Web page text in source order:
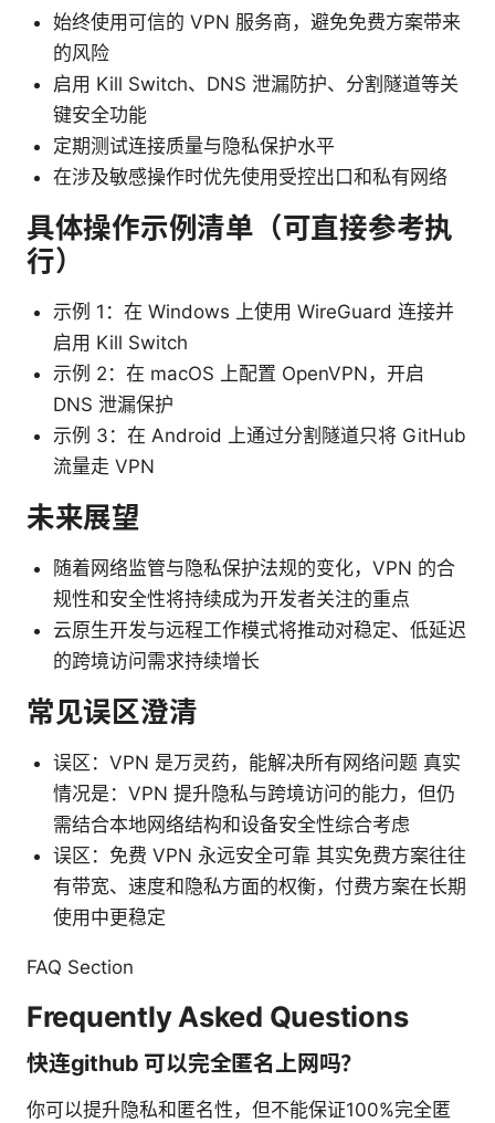
始终使用可信的 VPN 服务商，避免免费方案带来
的风险
启用 Kill Switch、DNS 泄漏防护、分割隧道等关
键安全功能
定期测试连接质量与隐私保护水平
在涉及敏感操作时优先使用受控出口和私有网络
具体操作示例清单（可直接参考执
行）
示例 1：在 Windows 上使用 WireGuard 连接并
启用 Kill Switch
示例 2：在 macOS 上配置 OpenVPN，开启
DNS 泄漏保护
示例 3：在 Android 上通过分割隧道只将 GitHub
流量走 VPN
未来展望
随着网络监管与隐私保护法规的变化，VPN 的合
规性和安全性将持续成为开发者关注的重点
云原生开发与远程工作模式将推动对稳定、低延迟
的跨境访问需求持续增长
常见误区澄清
误区：VPN 是万灵药，能解决所有网络问题 真实
情况是：VPN 提升隐私与跨境访问的能力，但仍
需结合本地网络结构和设备安全性综合考虑
误区：免费 VPN 永远安全可靠 其实免费方案往往
有带宽、速度和隐私方面的权衡，付费方案在长期
使用中更稳定
FAQ Section
Frequently Asked Questions
快连github 可以完全匿名上网吗？
你可以提升隐私和匿名性，但不能保证100%完全匿